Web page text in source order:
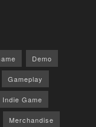
Demo
Gameplay
Indie Game
Merchandise